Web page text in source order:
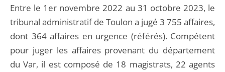
Entre le 1er novembre 2022 au 31 octobre 2023, le
tribunal administratif de Toulon a jugé 3 755 affaires,
dont 364 affaires en urgence (référés). Compétent
pour juger les affaires provenant du département
du Var, il est composé de 18 magistrats, 22 agents